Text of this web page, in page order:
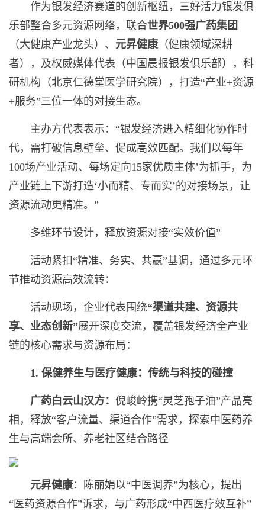
作为银发经济赛道的创新枢纽，三好活力银发俱
乐部整合多元资源网络，联合世界500强广药集团
（大健康产业龙头）、 元昇健康（健康领域深耕
者），及权威媒体代表（中国晨报银发俱乐部），科
研机构（北京仁德堂医学研究院），打造“产业+资源
+服务”三位一体的对接生态。
主办方代表表示：“银发经济进入精细化协作时
代，需打破信息壁垒、促成高效匹配。我们以每年
100场产业活动、每场定向15家优质主体’为抓手，为
产业链上下游打造‘小而精、专而实’的对接场景，让
资源流动更精准。”
多维环节设计，释放资源对接“实效价值”
活动紧扣“精准、务实、共赢”基调，通过多元环
节推动资源高效流转：
活动现场，企业代表围绕“渠道共建、资源共
享、业态创新”展开深度交流，覆盖银发经济全产业
链的核心需求与资源布局：
1. 保健养生与医疗健康：传统与科技的碰撞
广药白云山汉方： 倪峻岭携“灵芝孢子油”产品亮
相，释放“客户流量、渠道合作”需求，探索中医药养
生与高端会所、养老社区结合路径
元昇健康：陈丽娟以“中医调养”为核心，提出
“医药资源合作”诉求，与广药形成“中西医疗效互补”